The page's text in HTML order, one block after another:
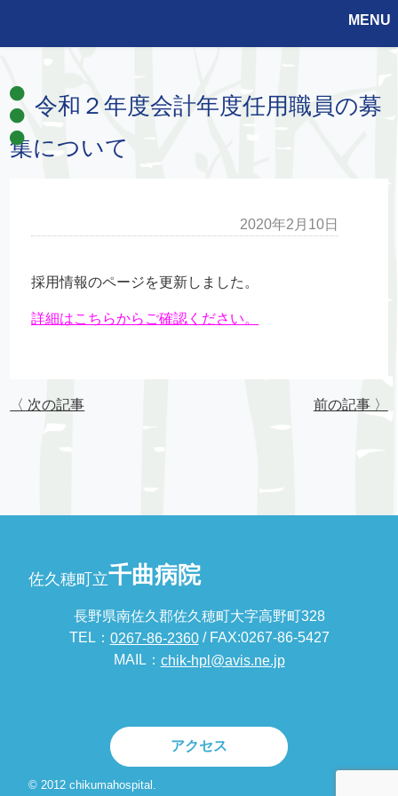
MENU
令和２年度会計年度任用職員の募
集について
2020年2月10日
採用情報のページを更新しました。
詳細はこちらからご確認ください。
〈 次の記事 前の記事 〉
佐久穂町立千曲病院
長野県南佐久郡佐久穂町大字高野町328
TEL： 0267-86-2360/ FAX:0267-86-5427
MAIL： chik-hpl@avis.ne.jp
アクセス
© 2012 chikumahospital.